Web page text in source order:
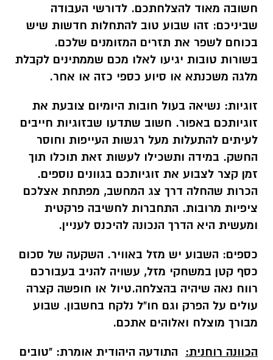
חשובה מאוד להצלחתכם. לדורשי העבודה
שביניכם: זהו שבוע טוב להתחלות חדשות שיש
בכוחם לשפר את תזרים המזומנים שלכם.
בשורות טובות יגיעו לאלו מכם שממתינים לקבלת
מלגה משכנתא או סיוע כספי כזה או אחר.
זוגיות: נשיאה בעול חובות היומיום צובעת את
זוגיותכם באפור. חשוב שתדעו שבזוגיות חייבים
לעיתים להתעלות מעל רגשות העייפות וחוסר
החשק. במידה ותשכילו לעשות זאת תוכלו תוך
זמן קצר לצבוע את זוגיותכם בגוונים נוספים.
הכרות שהחלה דרך צג המחשב, מפתחת אצלכם
ציפיות מרובות. התחברות לחשיבה פרקטית
ומעשית היא הדרך הנכונה להיכנס לעניין.
כספים: השבוע יש מזל באוויר. השקעה של סכום
כסף קטן במשחקי מזל, עשויה להניב בעבורכם
רווח נאה שיהיה בהצלחה.טיול או חופשה קצרה
עולים על הפרק וגם חו"ל נלקח בחשבון. שבוע
מבורך מוצלח ואלוהים אתכם.
הכוונה רוחנית:
התודעה היהודית אומרת: "טובים